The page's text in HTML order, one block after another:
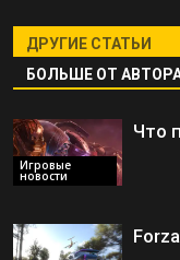
ДРУГИЕ СТАТЬИ
БОЛЬШЕ ОТ
Игровые
новости
Что